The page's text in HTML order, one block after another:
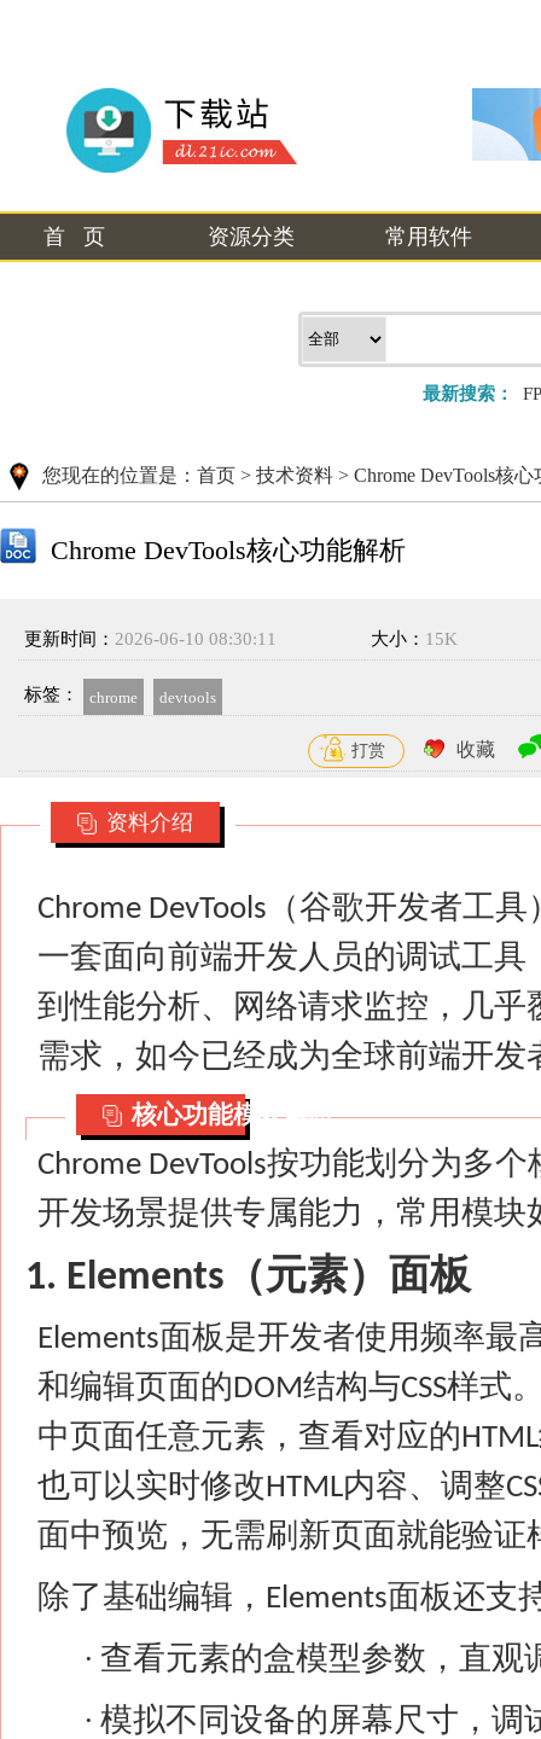
首 页 资源分类 常用软件
最新搜索：
您现在的位置是： 首页 > 技术资料 > Chrome DevTools核
Chrome DevTools核心功能解析
更新时间： 2026-06-10 08:30:11 大小： 15K
标签： chrome devtools
打赏 收藏
资料介绍
Chrome DevTools （谷歌开发者工
一套面向前端开发人员的调试工
到性能分析、网络请求监控，几
需求，如今已经成为全球前端开
核心功能模块解析
Chrome DevTools按功能划分为多个
开发场景提供专属能力，常用模块
1. Elements （元素）面板
Elements面板是开发者使用频率最
和编辑页面的DOM结构与CSS样式
中页面任意元素，查看对应的HTML
也可以实时修改HTML内容、调整
面中预览，无需刷新页面就能验证
除了基础编辑， Elements面板还支
· 查看元素的盒模型参数，直观
· 模拟不同设备的屏幕尺寸，调